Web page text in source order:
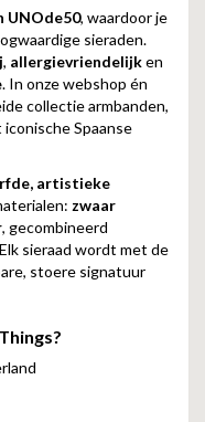
UNOde50, waardoor je
sieraden.
, allergievriendelijken
. In onze webshop én
collectie armbanden,
Spaanse
artistieke
zwaar
, gecombineerd
sieraad wordt met de
stoere signatuur